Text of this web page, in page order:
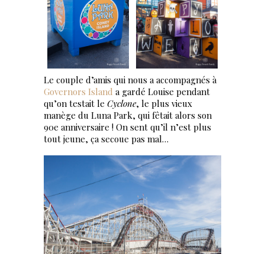
Le couple d’amis qui nous a accompagnés à
Governors Island a gardé Louise pendant
qu’on testait le Cyclone, le plus vieux
manège du Luna Park, qui fêtait alors son
90e anniversaire ! On sent qu’il n’est plus
tout jeune, ça secoue pas mal…